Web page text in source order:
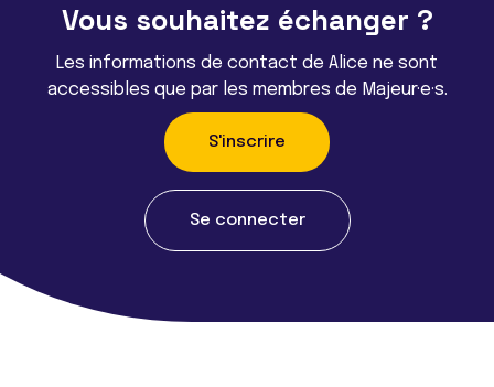
Vous souhaitez échanger ?
Les informations de contact de Alice ne sont
accessibles que par les membres de Majeur·e·s.
S'inscrire
Se connecter